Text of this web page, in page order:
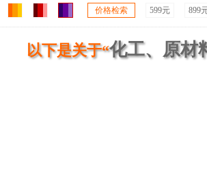
价格检索 599元 899
以下是关于“化工、原材